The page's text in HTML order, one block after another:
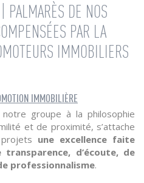
PALMARÈS DE NOS
PAR LA
IMMOBILIERS
IMMOBILIÈRE
groupe à la philosophie
et de proximité, s’attache
une excellence faite
d’écoute, de
professionnalisme.